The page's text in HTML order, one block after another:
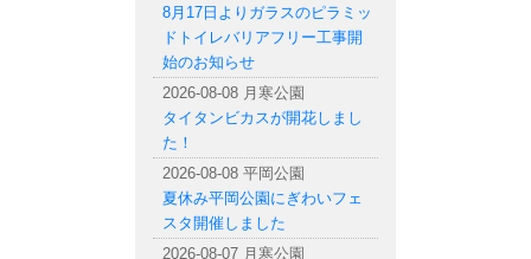
8月17日よりガラスのピラミッ
ドトイレバリアフリー工事開
始のお知らせ
2026-08-08 月寒公園
タイタンビカスが開花しまし
た！
2026-08-08 平岡公園
夏休み平岡公園にぎわいフェ
スタ開催しました
2026-08-07 月寒公園